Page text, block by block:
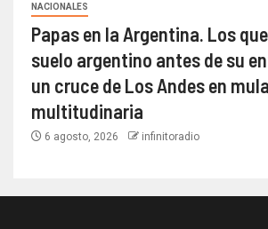
NACIONALES
Papas en la Argentina. Los
suelo argentino antes de su
un cruce de Los Andes en
multitudinaria
6 agosto, 2026 infinitoradio